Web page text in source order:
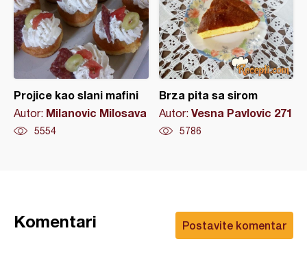
Projice kao slani mafini
Autor: Milanovic Milosava
5554
Brza pita sa sirom
Autor: Vesna Pavlovic 271
5786
Postavite komentar
Komentari